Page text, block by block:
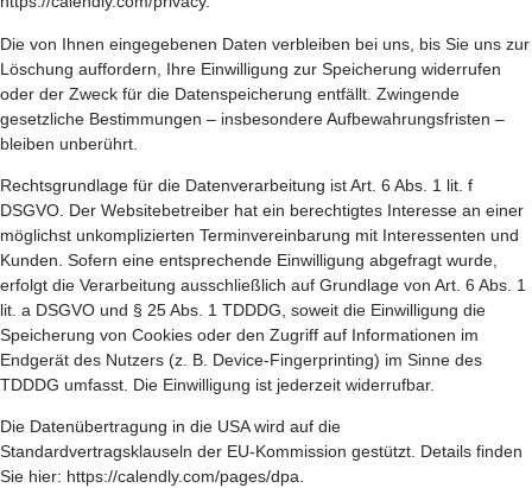
Die von Ihnen eingegebenen Daten verbleiben bei uns, bis Sie uns zur
Löschung auffordern, Ihre Einwilligung zur Speicherung widerrufen
oder der Zweck für die Datenspeicherung entfällt. Zwingende
gesetzliche Bestimmungen – insbesondere Aufbewahrungsfristen –
bleiben unberührt.
Rechtsgrundlage für die Datenverarbeitung ist Art. 6 Abs. 1 lit. f
DSGVO. Der Websitebetreiber hat ein berechtigtes Interesse an einer
möglichst unkomplizierten Terminvereinbarung mit Interessenten und
Kunden. Sofern eine entsprechende Einwilligung abgefragt wurde,
erfolgt die Verarbeitung ausschließlich auf Grundlage von Art. 6 Abs. 1
lit. a DSGVO und § 25 Abs. 1 TDDDG, soweit die Einwilligung die
Speicherung von Cookies oder den Zugriff auf Informationen im
Endgerät des Nutzers (z. B. Device-Fingerprinting) im Sinne des
TDDDG umfasst. Die Einwilligung ist jederzeit widerrufbar.
Die Datenübertragung in die USA wird auf die
Standardvertragsklauseln der EU-Kommission gestützt. Details finden
Sie hier: https://calendly.com/pages/dpa.